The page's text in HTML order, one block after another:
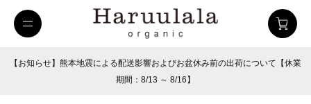
【お知らせ】熊本地震による配送影響およびお盆休み前の出荷について【休業
期間：8/13 ～ 8/16】